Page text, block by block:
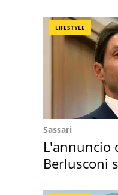
LIFESTYLE
Sassari
L'annuncio
Berlusconi